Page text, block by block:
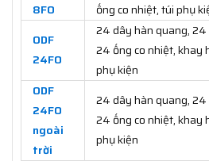
8FO
ống co nhiệt, túi phụ
ODF
24FO
24 dây hàn quang, 24
24 ống co nhiệt, khay
phụ kiện
ODF
24FO
ngoài
trời
24 dây hàn quang, 24
24 ống co nhiệt, khay
phụ kiện